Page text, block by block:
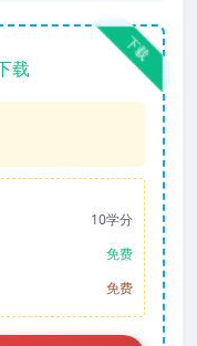
下载
载
10学分
免费
免费